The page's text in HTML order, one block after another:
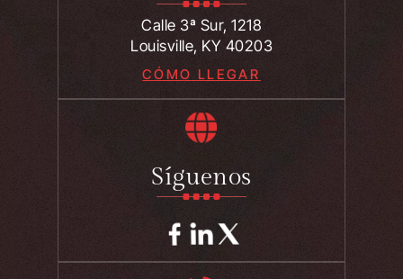
Calle 3ª Sur, 1218
Louisville, KY 40203
CÓMO LLEGAR
Síguenos